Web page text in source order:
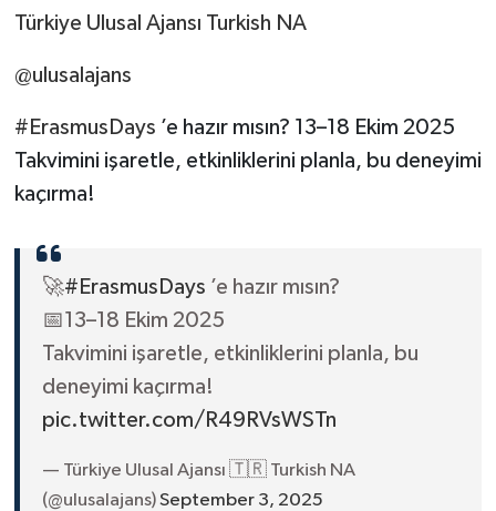
Türkiye Ulusal Ajansı Turkish NA
@ulusalajans
#ErasmusDays ’e hazır mısın? 13–18 Ekim 2025
Takvimini işaretle, etkinliklerini planla, bu deneyimi
kaçırma!
🚀#ErasmusDays ’e hazır mısın?
📅13–18 Ekim 2025
Takvimini işaretle, etkinliklerini planla, bu
deneyimi kaçırma!
pic.twitter.com/R49RVsWSTn
— Türkiye Ulusal Ajansı 🇹🇷 Turkish NA
(@ulusalajans)September 3, 2025